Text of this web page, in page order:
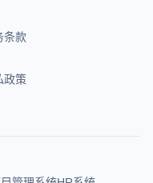
条款
政策